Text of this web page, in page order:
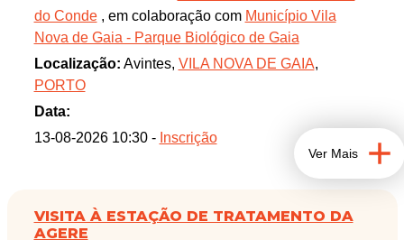
do Conde, em colaboração com Município Vila
Nova de Gaia - Parque Biológico de Gaia
Localização: Avintes, VILA NOVA DE GAIA,
PORTO
Data:
13-08-2026 10:30 - Inscrição
Ver Mais
VISITA À ESTAÇÃO DE TRATAMENTO DA
AGERE